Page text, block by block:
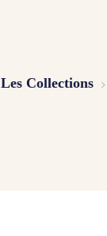
Les Collections